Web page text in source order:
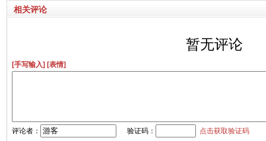
相关评论
暂无评论
[手写输入] [表情]
评论者： 验证码： 点击获取验证码